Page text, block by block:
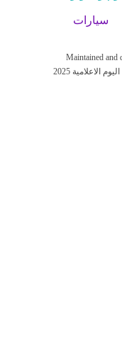
سيارات
Maintained and